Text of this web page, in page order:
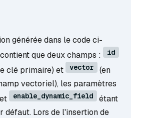
générée dans le code ci-
que deux champs :
id
clé primaire) et vector
(en
vectoriel), les paramètres
et enable_dynamic_field
étant
défaut. Lors de l'insertion de